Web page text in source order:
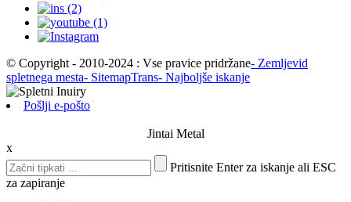
© Copyright - 2010-2024 : Vse pravice pridržane- Zemljevid
spletnega mesta- SitemapTrans- Najboljše iskanje
Pošlji e-pošto
Jintai Metal
x
Pritisnite Enter za iskanje ali ESC
za zapiranje